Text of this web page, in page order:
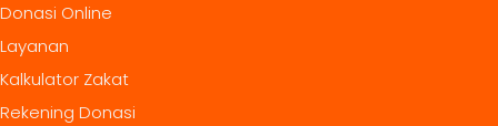
Donasi Online
Layanan
Kalkulator Zakat
Rekening Donasi